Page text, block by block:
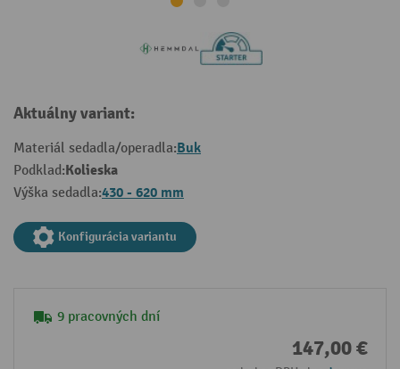
Aktuálny variant:
Materiál sedadla/operadla:Buk
Podklad:Kolieska
Výška sedadla:430 - 620 mm
Konfigurácia variantu
9 pracovných dní
147,00 €